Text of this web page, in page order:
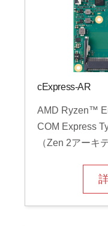
cExpress-AR
AMD Ryzen™
COM Express
（Zen 2アーキ